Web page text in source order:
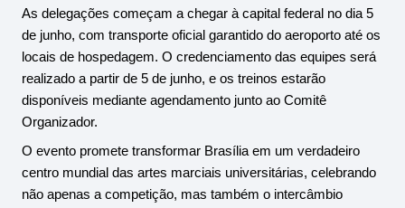
As delegações começam a chegar à capital federal no dia 5
de junho, com transporte oficial garantido do aeroporto até os
locais de hospedagem. O credenciamento das equipes será
realizado a partir de 5 de junho, e os treinos estarão
disponíveis mediante agendamento junto ao Comitê
Organizador.
O evento promete transformar Brasília em um verdadeiro
centro mundial das artes marciais universitárias, celebrando
não apenas a competição, mas também o intercâmbio